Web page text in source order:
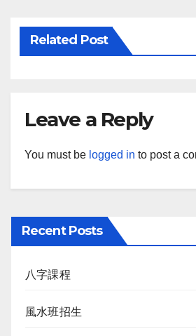
Related Post
Leave a Reply
You must be logged in to post a
Recent Posts
八字課程
風水班招生